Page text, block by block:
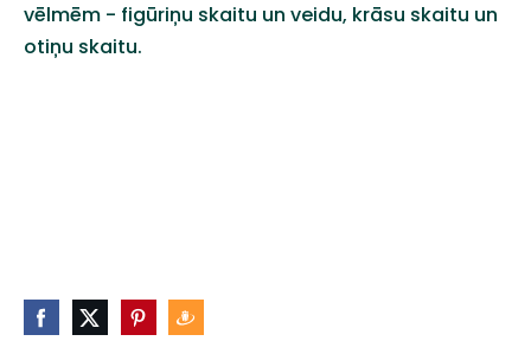
vēlmēm - figūriņu skaitu un veidu, krāsu skaitu un
otiņu skaitu.